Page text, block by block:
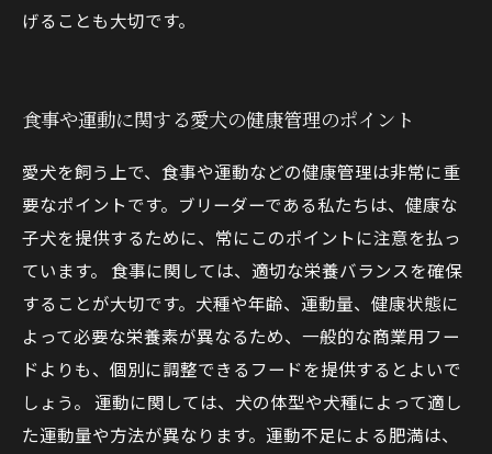
げることも大切です。
食事や運動に関する愛犬の健康管理のポイント
愛犬を飼う上で、食事や運動などの健康管理は非常に重
要なポイントです。ブリーダーである私たちは、健康な
子犬を提供するために、常にこのポイントに注意を払っ
ています。 食事に関しては、適切な栄養バランスを確保
することが大切です。犬種や年齢、運動量、健康状態に
よって必要な栄養素が異なるため、一般的な商業用フー
ドよりも、個別に調整できるフードを提供するとよいで
しょう。 運動に関しては、犬の体型や犬種によって適し
た運動量や方法が異なります。運動不足による肥満は、